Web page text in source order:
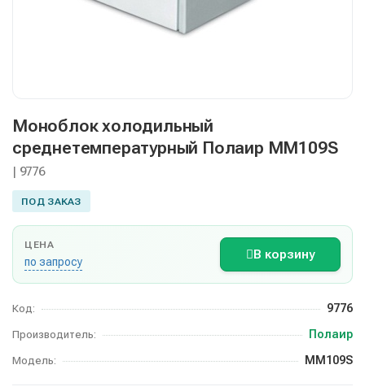
Моноблок холодильный
среднетемпературный Полаир MM109S
| 9776
ПОД ЗАКАЗ
ЦЕНА
по запросу
В корзину
Код: 9776
Производитель: Полаир
Модель: MM109S